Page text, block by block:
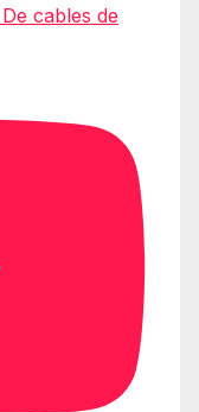
cables de